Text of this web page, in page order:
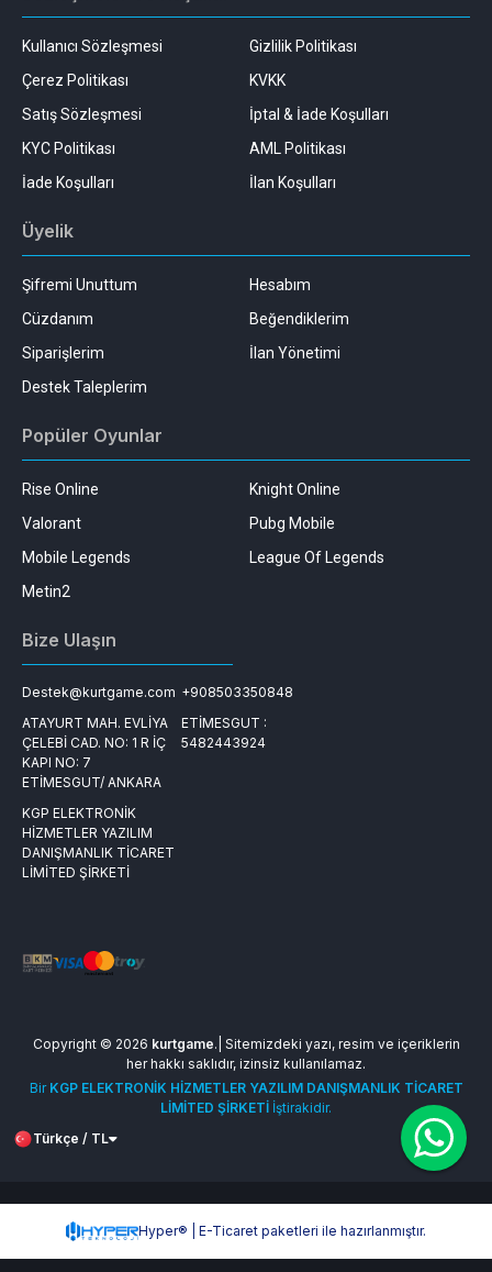
Kullanıcı Sözleşmesi
Gizlilik Politikası
Çerez Politikası
KVKK
Satış Sözleşmesi
İptal & İade Koşulları
KYC Politikası
AML Politikası
İade Koşulları
İlan Koşulları
Üyelik
Şifremi Unuttum
Hesabım
Cüzdanım
Beğendiklerim
Siparişlerim
İlan Yönetimi
Destek Taleplerim
Popüler Oyunlar
Rise Online
Knight Online
Valorant
Pubg Mobile
Mobile Legends
League Of Legends
Metin2
Bize Ulaşın
Destek@kurtgame.com +908503350848
ATAYURT MAH. EVLİYA
ÇELEBİ CAD. NO: 1 R İÇ
KAPI NO: 7
ETİMESGUT/ ANKARA
ETİMESGUT :
5482443924
KGP ELEKTRONİK
HİZMETLER YAZILIM
DANIŞMANLIK TİCARET
LİMİTED ŞİRKETİ
Copyright © 2026 kurtgame.| Sitemizdeki yazı, resim ve içeriklerin
her hakkı saklıdır, izinsiz kullanılamaz.
Bir KGP ELEKTRONİK HİZMETLER YAZILIM DANIŞMANLIK TİCARET
LİMİTED ŞİRKETİ İştirakidir.
Türkçe / TL
Hyper® | E-Ticaret paketleri ile hazırlanmıştır.